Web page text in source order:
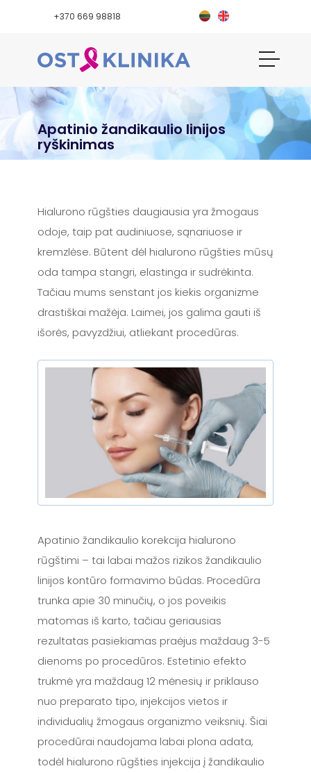
+370 669 98818
Apatinio žandikaulio linijos
ryškinimas
Hialurono rūgšties daugiausia yra žmogaus
odoje, taip pat audiniuose, sąnariuose ir
kremzlėse. Būtent dėl hialurono rūgšties mūsų
oda tampa stangri, elastinga ir sudrėkinta.
Tačiau mums senstant jos kiekis organizme
drastiškai mažėja. Laimei, jos galima gauti iš
išorės, pavyzdžiui, atliekant procedūras.
Apatinio žandikaulio korekcija hialurono
rūgštimi – tai labai mažos rizikos žandikaulio
linijos kontūro formavimo būdas. Procedūra
trunka apie 30 minučių, o jos poveikis
matomas iš karto, tačiau geriausias
rezultatas pasiekiamas praėjus maždaug 3-5
dienoms po procedūros. Estetinio efekto
trukmė yra maždaug 12 mėnesių ir priklauso
nuo preparato tipo, injekcijos vietos ir
individualių žmogaus organizmo veiksnių. Šiai
procedūrai naudojama labai plona adata,
todėl hialurono rūgšties injekcija į žandikaulio